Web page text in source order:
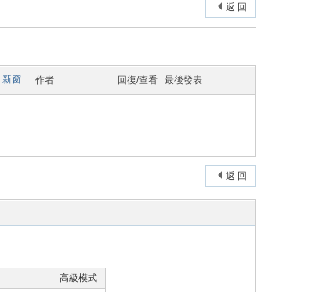
返 回
新窗 作者 回復/查看 最後發表
返 回
高級模式